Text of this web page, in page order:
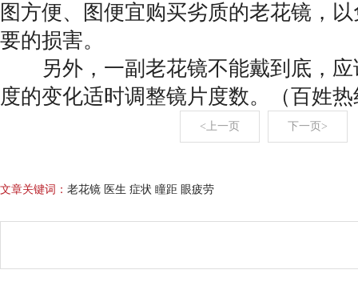
图方便、图便宜购买劣质的老花镜，
要的损害。
另外，一副老花镜不能戴到底，应
度的变化适时调整镜片度数。（百姓
<上一页 下一页>
文章关键词： 老花镜 医生 症状 瞳距 眼疲劳